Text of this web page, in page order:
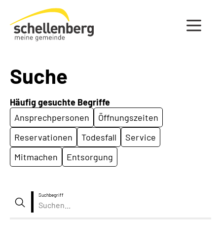
Gemeinde Schellenberg Startseite
Suche
Häufig gesuchte Begriffe
Ansprechpersonen
Öffnungszeiten
Reservationen
Todesfall
Service
Mitmachen
Entsorgung
Suchbegriff